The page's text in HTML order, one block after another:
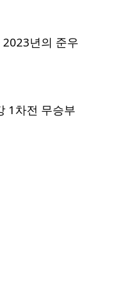
2023년의 준우
1차전 무승부